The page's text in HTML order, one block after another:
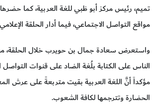
تميم، رئيس مركز أبو ظبي للغة العربية، كما
مواقع التواصل الاجتماعي، فيما أدار الحلقة
واستعرض سعادة جمال بن حويرب خلال الحلقة،
الناس على الكتابة بلُغة الضاد على قنوات التواصل
مؤكداً أنَّ اللغة العربية بقيت متربعةً على عرش
الحضارة وتترجمها لكافة الشعوب.